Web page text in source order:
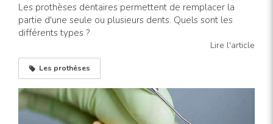
Les prothèses dentaires permettent de remplacer la
partie d'une seule ou plusieurs dents. Quels sont les
différents types ?
Lire l'article
Les prothèses